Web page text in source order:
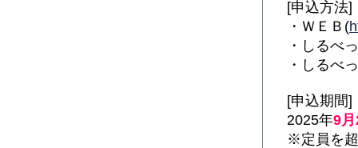
[申込方法]
・ＷＥＢ(
・しるべ
・しるべ
[申込期間]
2025年9
※定員を